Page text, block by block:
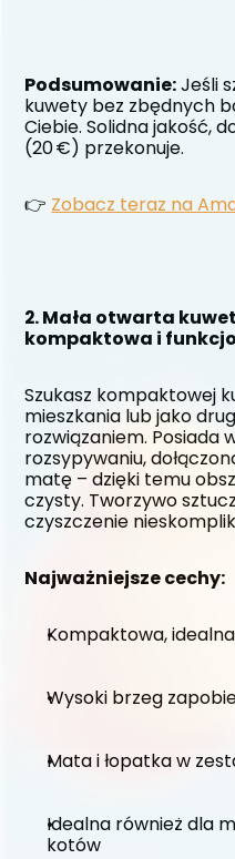
Podsumowanie: Jeśli
kuwety bez zbędnych
Ciebie. Solidna jakość,
(20 €) przekonuje.
👉 Zobacz teraz na
2. Mała otwarta
kompaktowa i
Szukasz kompaktowej
mieszkania lub jako
rozwiązaniem. Posiada
rozsypywaniu,
matę – dzięki temu
czysty. Tworzywo
czyszczenie
Najważniejsze cechy:
Kompaktowa,
Wysoki brzeg
Mata i łopatka w
Idealna również dla
kotów